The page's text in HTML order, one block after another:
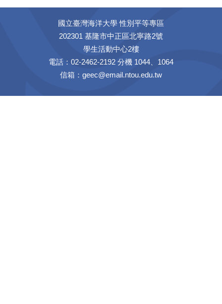
國立臺灣海洋大學 性別平等專區
202301 基隆市中正區北寧路2號
學生活動中心2樓
電話：02-2462-2192 分機 1044、1064
信箱：geec@email.ntou.edu.tw